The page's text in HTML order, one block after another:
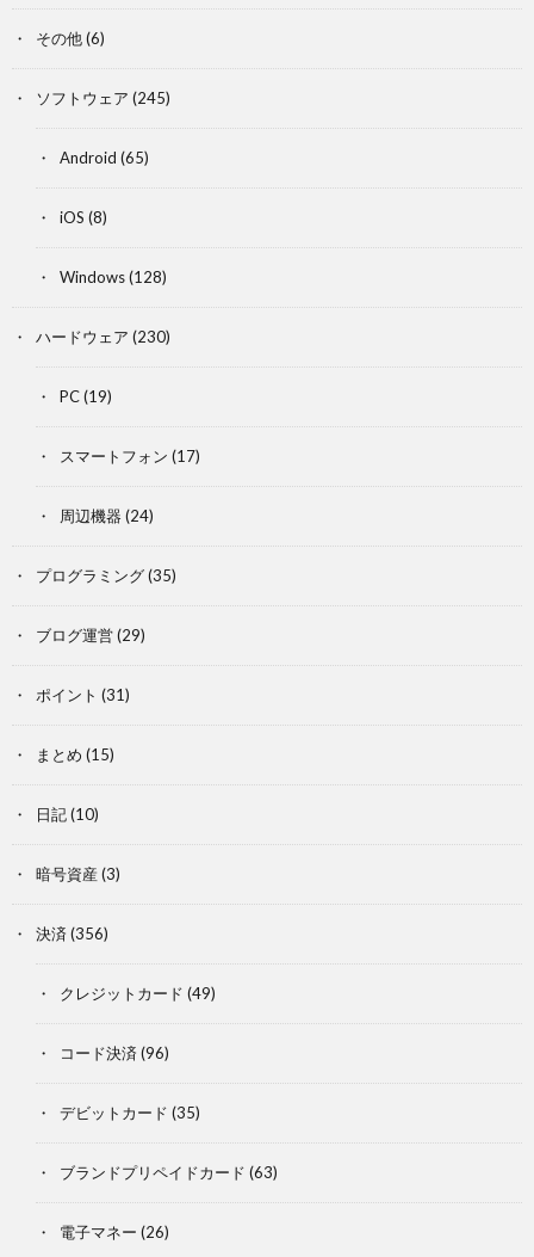
その他(6)
ソフトウェア (245)
Android (65)
iOS (8)
Windows(128)
ハードウェア (230)
PC(19)
スマートフォン (17)
周辺機器 (24)
プログラミング(35)
ブログ運営(29)
ポイント (31)
まとめ (15)
日記(10)
暗号資産 (3)
決済 (356)
クレジットカード (49)
コード決済 (96)
デビットカード (35)
ブランドプリペイドカード (63)
電子マネー (26)